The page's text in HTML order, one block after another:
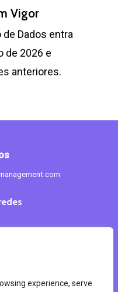
experience, serve
Vigor
Dados entra
de 2026 e
anteriores.